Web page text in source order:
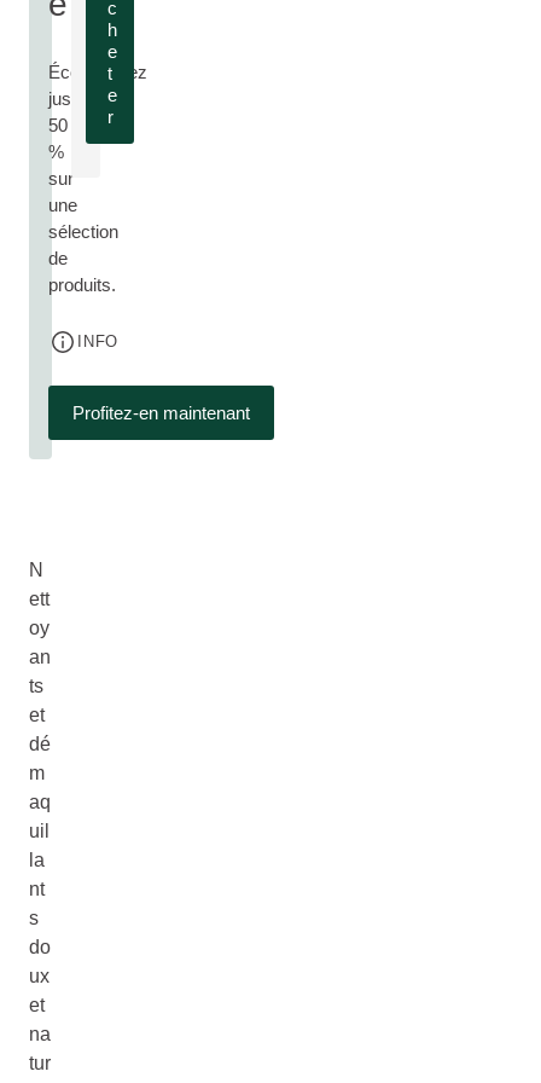
Économisez
jusqu’à
50
%
sur
une
sélection
de
produits.
INFO
Profitez-en maintenant
c
h
e
t
e
r
N
ett
oy
an
ts
et
dé
m
aq
uil
la
nt
s
do
ux
et
na
tur